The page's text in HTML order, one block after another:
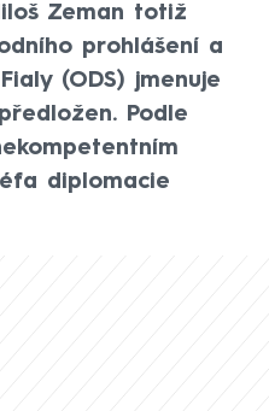
Zeman totiž
prohlášení a
(ODS) jmenuje
Podle
diplomacie